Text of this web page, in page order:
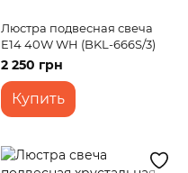
Люстра подвесная свеча
E14 40W WH (BKL-666S/3)
2 250 грн
Купить